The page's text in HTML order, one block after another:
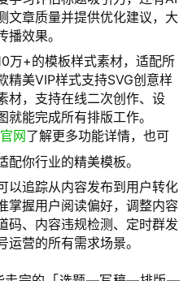
成专业级的公众号排版，支
种格式的内容导入，无需手
落格式，导入后一键就能生成
时还配备AI标题评分功能，基
学习评估标题吸引力，还有AI
文章质量并提供优化建议，大
播效果。
万+的模板样式素材，适配所
精美VIP样式支持SVG创意样
材，支持在线二次创作、设